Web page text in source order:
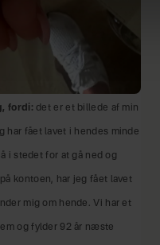
fordi: det er et billede af min
har fået lavet i hendes minde
i stedet for at gå ned og
kontoen, har jeg fået lavet
mig om hende. Vi har et
og fylder 92 år næste